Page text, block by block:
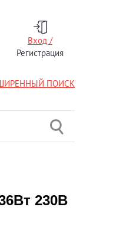
Вход /
Регистрация
ПОИСК
230В